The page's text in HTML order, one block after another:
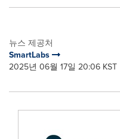
뉴스 제공처
SmartLabs
2025년 06월 17일 20:06 KST